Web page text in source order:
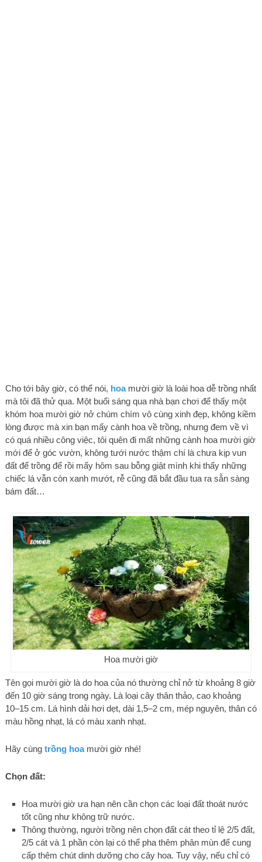
Cho tới bây giờ, có thể nói, hoamười giờ là loài hoa dễ trồng nhất
mà tôi đã thử qua. Một buổi sáng qua nhà bạn chơi để thấy một
khóm hoa mười giờ nở chúm chím vô cùng xinh đẹp, không kiềm
lòng được mà xin bạn mấy cành hoa về trồng, nhưng đem về vì
có quá nhiều công việc, tôi quên đi mất những cành hoa mười giờ
mới để ở góc vườn, không tưới nước thậm chí là chưa kịp vun
đất để trồng để rồi mấy hôm sau bỗng giật mình khi thấy những
chiếc lá vẫn còn xanh mướt, rễ cũng đã bắt đầu tua ra sẵn sàng
bám đất…
Hoa mười giờ
Tên gọi mười giờ là do hoa của nó thường chỉ nở từ khoảng 8 giờ
đến 10 giờ sáng trong ngày. Là loại cây thân thảo, cao khoảng
10–15 cm. Lá hình dải hơi dẹt, dài 1,5–2 cm, mép nguyên, thân có
màu hồng nhạt, lá có màu xanh nhạt.
Hãy cùng trồng hoamười giờ nhé!
Chọn đất:
Hoa mười giờ ưa hạn nên cần chọn các loại đất thoát nước
tốt cũng như không trữ nước.
Thông thường, người trồng nên chọn đất cát theo tỉ lệ 2/5 đất,
2/5 cát và 1 phần còn lại có thể pha thêm phân mùn để cung
cấp thêm chút dinh dưỡng cho cây hoa. Tuy vậy, nếu chỉ có